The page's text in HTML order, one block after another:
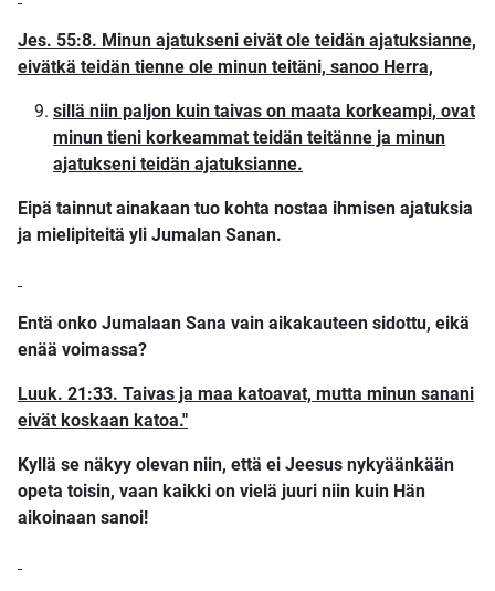
Jes. 55:8. Minun ajatukseni eivät ole teidän ajatuksianne,
eivätkä teidän tienne ole minun teitäni, sanoo Herra,
sillä niin paljon kuin taivas on maata korkeampi, ovat
minun tieni korkeammat teidän teitänne ja minun
ajatukseni teidän ajatuksianne.
Eipä tainnut ainakaan tuo kohta nostaa ihmisen ajatuksia
ja mielipiteitä yli Jumalan Sanan.
Entä onko Jumalaan Sana vain aikakauteen sidottu, eikä
enää voimassa?
Luuk. 21:33. Taivas ja maa katoavat, mutta minun sanani
eivät koskaan katoa."
Kyllä se näkyy olevan niin, että ei Jeesus nykyäänkään
opeta toisin, vaan kaikki on vielä juuri niin kuin Hän
aikoinaan sanoi!